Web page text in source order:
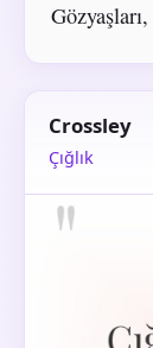
Crossley
Çığlık